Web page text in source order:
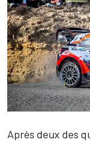
Après deux des